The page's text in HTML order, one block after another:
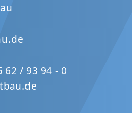
62 / 93 94 - 0